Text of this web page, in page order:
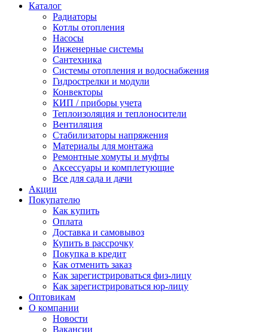
Каталог
Радиаторы
Котлы отопления
Насосы
Инженерные системы
Сантехника
Системы отопления и водоснабжения
Гидрострелки и модули
Конвекторы
КИП / приборы учета
Теплоизоляция и теплоносители
Вентиляция
Стабилизаторы напряжения
Материалы для монтажа
Ремонтные хомуты и муфты
Аксессуары и комплетующие
Все для сада и дачи
Акции
Покупателю
Как купить
Оплата
Доставка и самовывоз
Купить в рассрочку
Покупка в кредит
Как отменить заказ
Как зарегистрироваться физ-лицу
Как зарегистрироваться юр-лицу
Оптовикам
О компании
Новости
Вакансии